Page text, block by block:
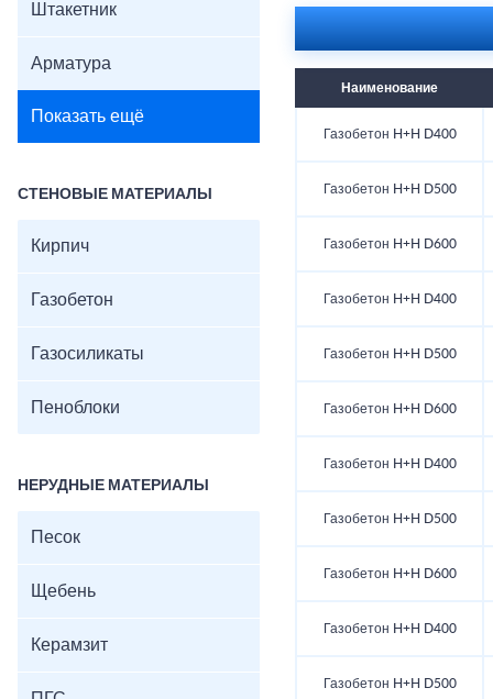
Штакетник
Арматура
Показать ещё
СТЕНОВЫЕ МАТЕРИАЛЫ
Кирпич
Газобетон
Газосиликаты
Пеноблоки
НЕРУДНЫЕ МАТЕРИАЛЫ
Песок
Щебень
Керамзит
Наименование
Газобетон H+H D400
Газобетон H+H D500
Газобетон H+H D600
Газобетон H+H D400
Газобетон H+H D500
Газобетон H+H D600
Газобетон H+H D400
Газобетон H+H D500
Газобетон H+H D600
Газобетон H+H D400
Газобетон H+H D500